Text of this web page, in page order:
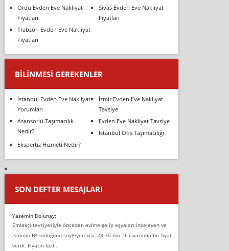
Ordu Evden Eve Nakliyat
Fiyatları
Sivas Evden Eve Nakliyat
Fiyatları
Trabzon Evden Eve Nakliyat
Fiyatları
BILINMESI GEREKENLER
İstanbul Evden Eve Nakliyat
Yorumları
İzmir Evden Eve Nakliyat
Tavsiye
Asansörlü Taşımacılık
Nedir?
Evden Eve Nakliyat Tavsiye
İstanbul Ofis Taşımacılığı
Ekspertiz Hizmeti Nedir?
SON DEFTER MESAJLARI
Yasemin Dolunay:
Emlakçı tavsiyesiyle önceden evime gelip eşyaları inceleyen ve
isminin B* olduğunu söyleyen kişi, 28-30 bin TL civarında bir fiyat
verdi. Fiyatın fazl...